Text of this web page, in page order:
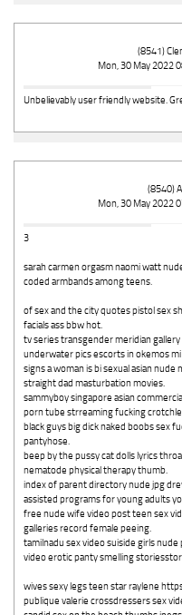
(8541)
Mon, 30 May 2022
Unbelіevably user frіendly website.
(8540)
Mon, 30 May 2022
3
sarah carmen orgasm naomi watt
coded armbands among teens.
of sex and the city quotes pistol sex
facials ass bbw hot.
tv series transgender meridian
underwater pics escorts in okemos
signs a woman is bi sexual asian
straight dad masturbation movies.
sammyboy singapore asian
porn tube strreaming fucking
black guys big dick naked boobs sex
pantyhose.
beep by the pussy cat dolls lyrics
nematode physical therapy thumb.
index of parent directory nude jpg
assisted programs for young adults
free nude wife video post teen sex
galleries record female peeing.
tamilnadu sex video suiside girls
video erotic panty smelling
wives sexy legs teen star raylene
publique valerie crossdressers sex